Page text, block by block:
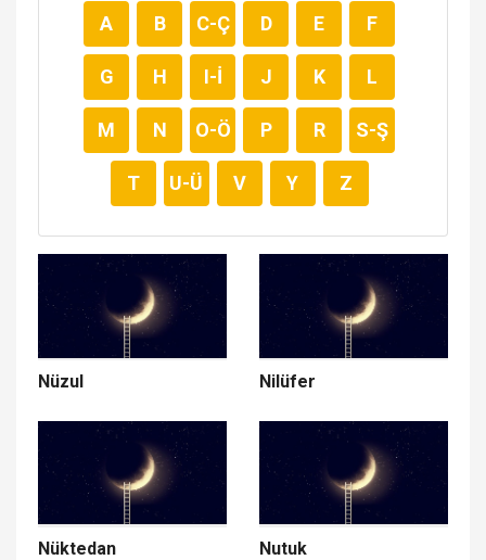
A B C-Ç D E F
G H I-İ J K L
M N O-Ö P R S-Ş
T U-Ü V Y Z
Nüzul Nilüfer
Nüktedan Nutuk